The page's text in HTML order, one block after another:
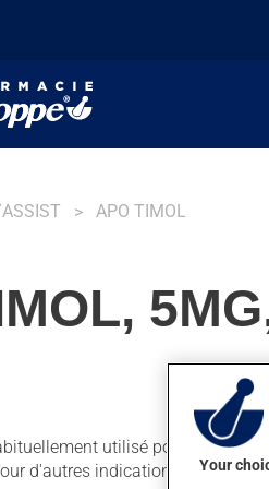
APO TIMOL
utilisé pour prévenir
d'autres indications. Il agit en
Your